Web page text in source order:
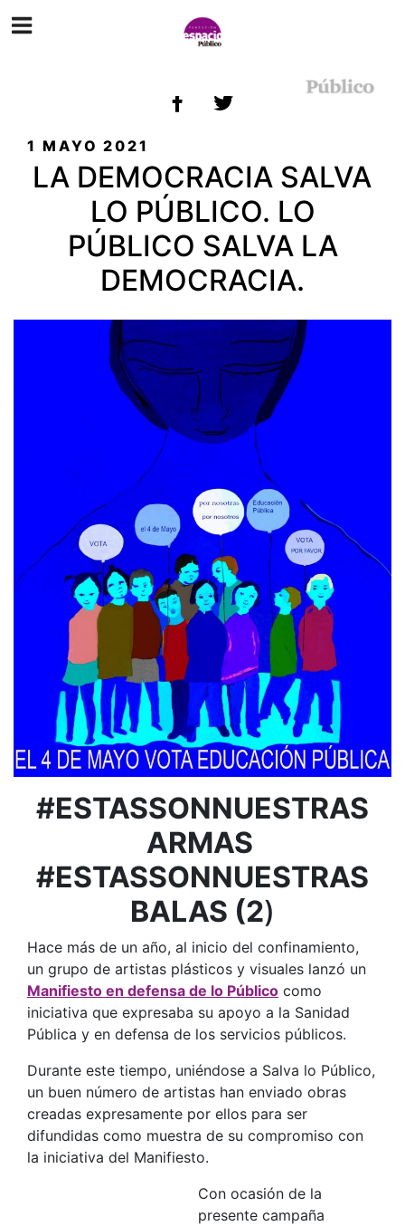
PUBLICADO
EL
1 MAYO 2021
LA DEMOCRACIA SALVA
LO PÚBLICO. LO
PÚBLICO SALVA LA
DEMOCRACIA.
#ESTASSONNUESTRAS
ARMAS
#ESTASSONNUESTRAS
BALAS (2)
Hace más de un año, al inicio del confinamiento,
un grupo de artistas plásticos y visuales lanzó un
Manifiesto en defensa de lo Público como
iniciativa que expresaba su apoyo a la Sanidad
Pública y en defensa de los servicios públicos.
Durante este tiempo, uniéndose a Salva lo Público,
un buen número de artistas han enviado obras
creadas expresamente por ellos para ser
difundidas como muestra de su compromiso con
la iniciativa del Manifiesto.
Con ocasión de la
presente campaña